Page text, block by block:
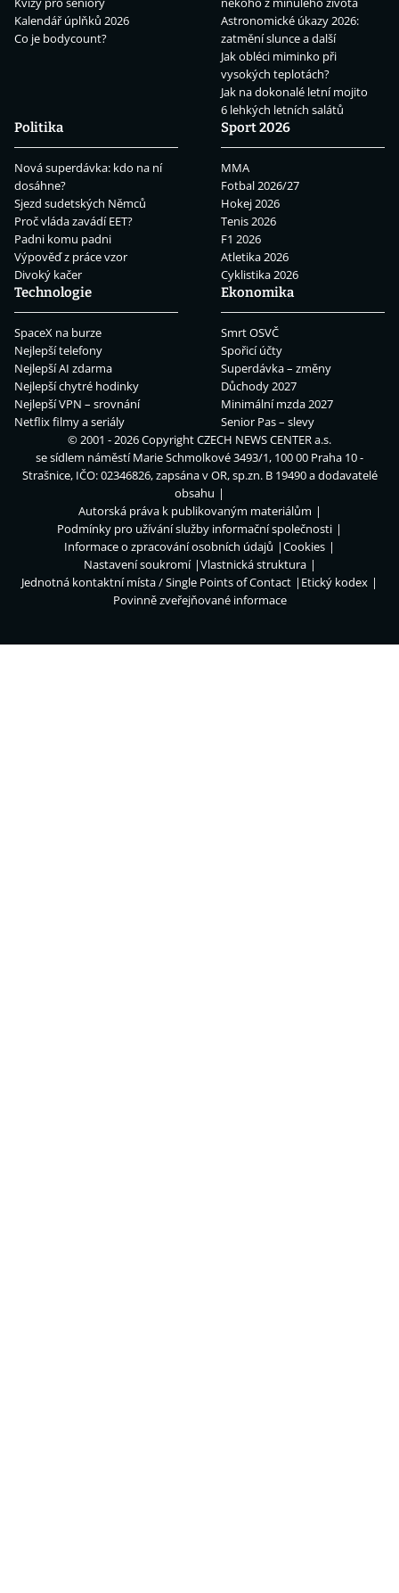
Kalendář úplňků 2026
Co je bodycount?
Astronomické úkazy 2026:
zatmění slunce a další
Jak obléci miminko při
vysokých teplotách?
Jak na dokonalé letní mojito
6 lehkých letních salátů
Politika
Nová superdávka: kdo na ní
dosáhne?
Sjezd sudetských Němců
Proč vláda zavádí EET?
Padni komu padni
Výpověď z práce vzor
Divoký kačer
Sport 2026
MMA
Fotbal 2026/27
Hokej 2026
Tenis 2026
F1 2026
Atletika 2026
Cyklistika 2026
Technologie
SpaceX na burze
Nejlepší telefony
Nejlepší AI zdarma
Nejlepší chytré hodinky
Nejlepší VPN – srovnání
Netflix filmy a seriály
Ekonomika
Smrt OSVČ
Spořicí účty
Superdávka – změny
Důchody 2027
Minimální mzda 2027
Senior Pas – slevy
© 2001 - 2026 CopyrightCZECH NEWS CENTER a.s.
se sídlem náměstí Marie Schmolkové 3493/1, 100 00 Praha 10 -
Strašnice, IČO: 02346826, zapsána v OR, sp.zn. B 19490 a dodavatelé
obsahu
Autorská práva k publikovaným materiálům
Podmínky pro užívání služby informační společnosti
Informace o zpracování osobních údajů
Cookies
Nastavení soukromí
Vlastnická struktura
Jednotná kontaktní místa / Single Points of Contact
Etický kodex
Povinně zveřejňované informace